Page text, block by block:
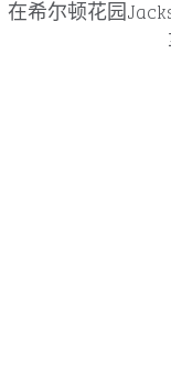
在希尔顿花园